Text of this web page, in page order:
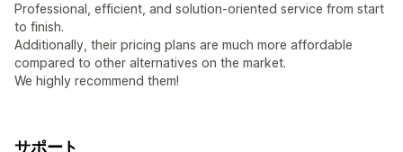
Professional, efficient, and solution-oriented service from start
to finish.
Additionally, their pricing plans are much more affordable
compared to other alternatives on the market.
We highly recommend them!
サポート